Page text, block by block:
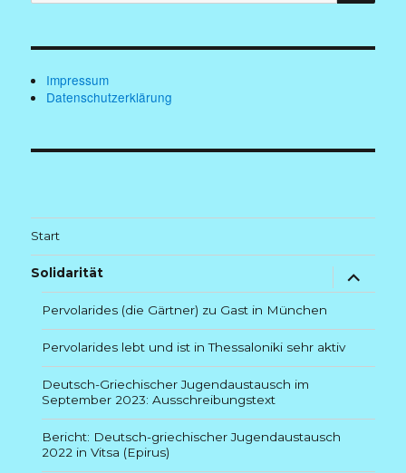
Impressum
Datenschutzerklärung
Start
Solidarität
Untermenü
anzeigen
Pervolarides (die Gärtner) zu Gast in München
Pervolarides lebt und ist in Thessaloniki sehr aktiv
Deutsch-Griechischer Jugendaustausch im
September 2023: Ausschreibungstext
Bericht: Deutsch-griechischer Jugendaustausch
2022 in Vitsa (Epirus)